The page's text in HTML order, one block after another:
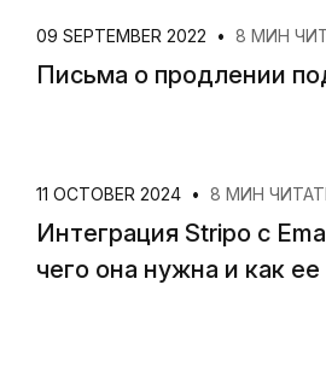
09 SEPTEMBER 2022 • 8 МИН
Письма о продлении
11 OCTOBER 2024 • 8 МИН
Интеграция Stripo с
чего она нужна и как